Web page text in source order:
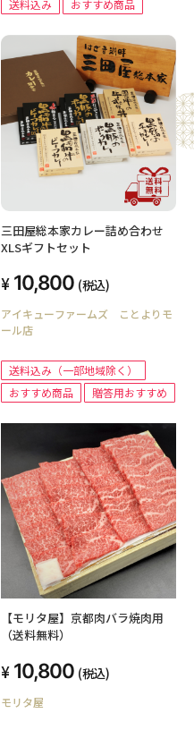
送料込み おすすめ商品
三田屋総本家カレー詰め合わせ
XLSギフトセット
10,800 (税込)
アイキューファームズ ことよりモ
ール店
送料込み（一部地域除く）
おすすめ商品
贈答用おすすめ
【モリタ屋】京都肉バラ焼肉用
（送料無料）
10,800 (税込)
モリタ屋